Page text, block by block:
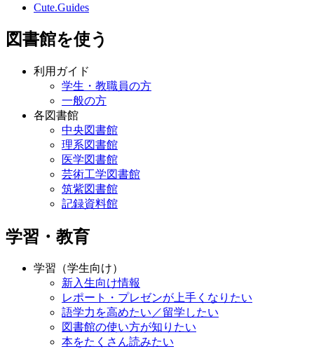
Cute.Guides
図書館を使う
利用ガイド
学生・教職員の方
一般の方
各図書館
中央図書館
理系図書館
医学図書館
芸術工学図書館
筑紫図書館
記録資料館
学習・教育
学習（学生向け）
新入生向け情報
レポート・プレゼンが上手くなりたい
語学力を高めたい／留学したい
図書館の使い方が知りたい
本をたくさん読みたい